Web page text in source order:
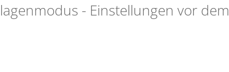
- Einstellungen vor dem